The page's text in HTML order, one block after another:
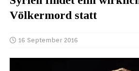
Völkermord statt
16 September 2016